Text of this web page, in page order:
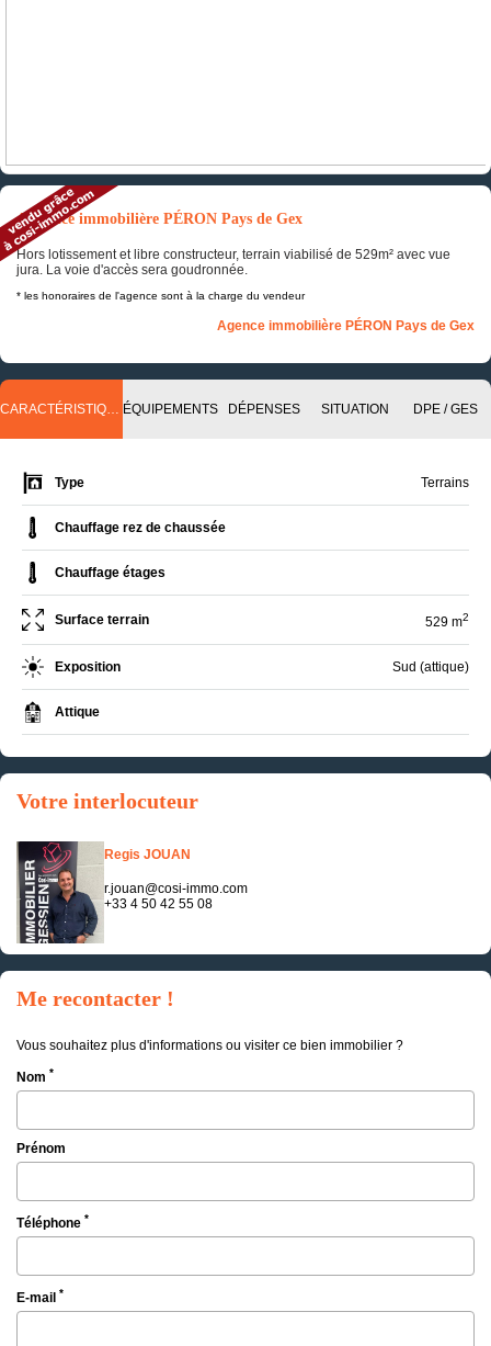
Annonce immobilière PÉRON Pays de Gex
Hors lotissement et libre constructeur, terrain viabilisé de 529m² avec vue
jura. La voie d'accès sera goudronnée.
* les honoraires de l'agence sont à la charge du vendeur
Agence immobilière PÉRON Pays de Gex
CARACTÉRISTIQUES ÉQUIPEMENTS DÉPENSES SITUATION DPE / GES
Type Terrains
Chauffage rez de chaussée
Chauffage étages
Surface terrain 529 m2
Exposition Sud (attique)
Attique
Votre interlocuteur
Regis JOUAN
r.jouan@cosi-immo.com
+33 4 50 42 55 08
Me recontacter !
Vous souhaitez plus d'informations ou visiter ce bien immobilier ?
Nom *
Prénom
Téléphone *
E-mail *